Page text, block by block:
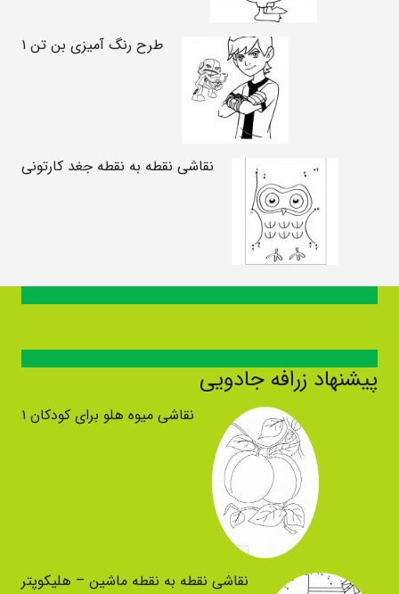
طرح رنگ آمیزی بن تن ۱
نقاشی نقطه به نقطه جغد کارتونی
پیشنهاد زرافه جادویی
نقاشی میوه هلو برای کودکان ۱
نقاشی نقطه به نقطه ماشین – هلیکوپتر